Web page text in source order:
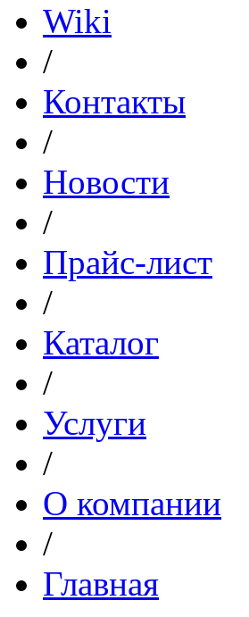
Wiki
/
Контакты
/
Новости
/
Прайс-лист
/
Каталог
/
Услуги
/
О компании
/
Главная